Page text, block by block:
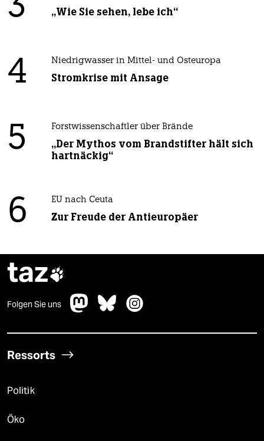
3 „Wie Sie sehen, lebe ich“
4 Niedrigwasser in Mittel- und Osteuropa
Stromkrise mit Ansage
5 Forstwissenschaftler über Brände
„Der Mythos vom Brandstifter hält sich
hartnäckig“
6 EU nach Ceuta
Zur Freude der Antieuropäer
taz
Folgen Sie uns
Ressorts
Politik
Öko